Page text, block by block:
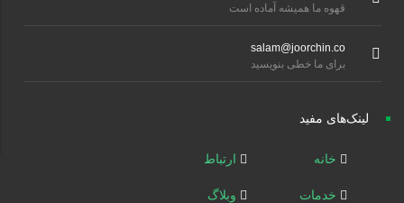
قهوه ما همیشه آماده است
salam@joorchin.co
برای ما خطی بنویسید
لینک‌های مفید
خانه
خدمات
ارتباط
وبلاگ